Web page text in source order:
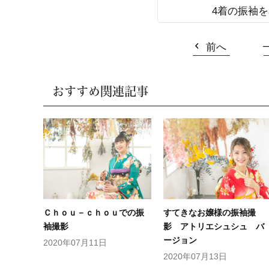
4着の振袖
前へ
おすすめ関連記事
Ｃｈｏｕ－ｃｈｏｕでの振
袖撮影
2020年07月11日
すてきなお嬢様の振袖撮
影 アトリエシュシュ バ
ージョン
2020年07月13日